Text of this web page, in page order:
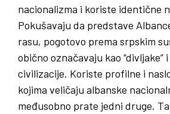
nacionalizma i koriste identične
Pokušavaju da predstave
rasu, pogotovo prema srpskim
obično označavaju kao “divljake”
civilizacije. Koriste profilne i
kojima veličaju albanske
međusobno prate jedni druge.